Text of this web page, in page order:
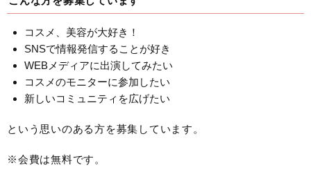
コスメ、美容が大好き！
SNSで情報発信することが好き
WEBメディアに出演してみたい
コスメのモニターに参加したい
新しいコミュニティを広げたい
という思いのある方を募集しています。
※会費は無料です。